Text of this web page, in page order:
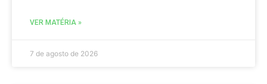
VER MATÉRIA »
7 de agosto de 2026